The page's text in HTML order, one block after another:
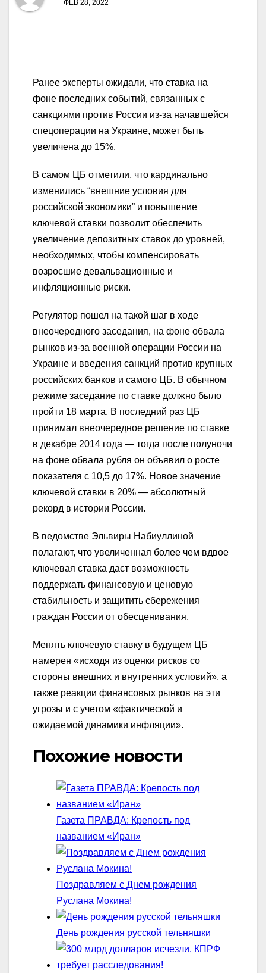
ФЕВ 28, 2022
Ранее эксперты ожидали, что ставка на
фоне последних событий, связанных с
санкциями против России из-за начавшейся
спецоперации на Украине, может быть
увеличена до 15%.
В самом ЦБ отметили, что кардинально
изменились “внешние условия для
российской экономики” и повышение
ключевой ставки позволит обеспечить
увеличение депозитных ставок до уровней,
необходимых, чтобы компенсировать
возросшие девальвационные и
инфляционные риски.
Регулятор пошел на такой шаг в ходе
внеочередного заседания, на фоне обвала
рынков из-за военной операции России на
Украине и введения санкций против крупных
российских банков и самого ЦБ. В обычном
режиме заседание по ставке должно было
пройти 18 марта. В последний раз ЦБ
принимал внеочередное решение по ставке
в декабре 2014 года — тогда после полуночи
на фоне обвала рубля он объявил о росте
показателя с 10,5 до 17%. Новое значение
ключевой ставки в 20% — абсолютный
рекорд в истории России.
В ведомстве Эльвиры Набиуллиной
полагают, что увеличенная более чем вдвое
ключевая ставка даст возможность
поддержать финансовую и ценовую
стабильность и защитить сбережения
граждан России от обесценивания.
Менять ключевую ставку в будущем ЦБ
намерен «исходя из оценки рисков со
стороны внешних и внутренних условий», а
также реакции финансовых рынков на эти
угрозы и с учетом «фактической и
ожидаемой динамики инфляции».
Похожие новости
Газета ПРАВДА: Крепость под
названием «Иран»
Поздравляем с Днем рождения
Руслана Мокина!
День рождения русской тельняшки